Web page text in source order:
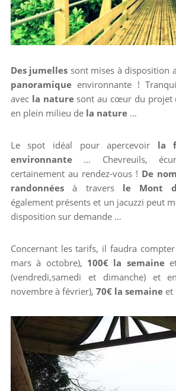
Des jumelles sont mises à disposition
panoramiqueenvironnante !
avecla naturesont au cœur du projet
en plein milieu dela nature…
Le spot idéal pour apercevoir la
environnante… Chevreuils,
certainement au rendez-vous ! De
randonnéesà travers le Mont
également présents et un jacuzzi peut
disposition sur demande …
Concernant les tarifs, il faudra
mars à octobre), 100€ la semaineet
(vendredi,samedi et dimanche) et
novembre à février), 70€ la semaineet